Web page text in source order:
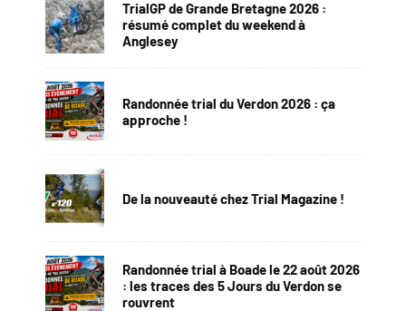
TrialGP de Grande Bretagne 2026 :
résumé complet du weekend à
Anglesey
Randonnée trial du Verdon 2026 : ça
approche !
De la nouveauté chez Trial Magazine !
Randonnée trial à Boade le 22 août 2026
: les traces des 5 Jours du Verdon se
rouvrent